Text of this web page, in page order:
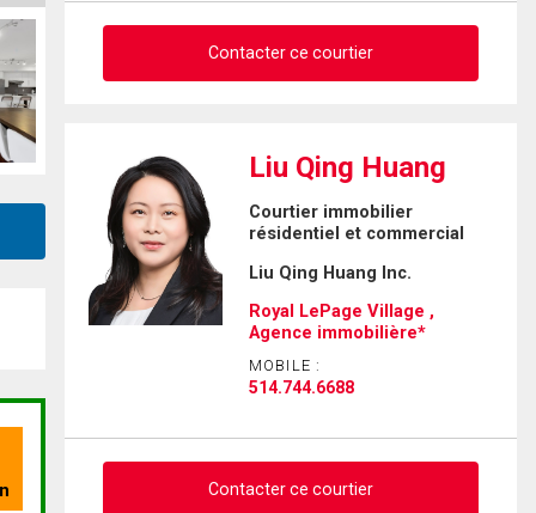
Contacter ce courtier
Demander des infos sur cette
inscription
Prénom
Nom
Courriel
Liu Qing Huang
Courtier immobilier
résidentiel et commercial
Liu Qing Huang Inc.
Royal LePage Village ,
Agence immobilière*
MOBILE :
514.744.6688
Contacter ce courtier